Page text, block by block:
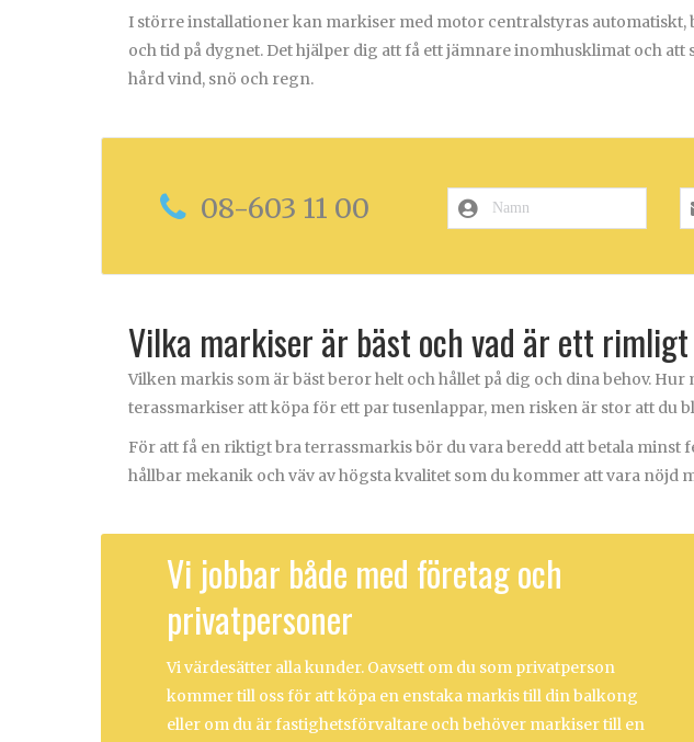
I större installationer kan markiser med motor centralstyras automatiskt,
och tid på dygnet. Det hjälper dig att få ett jämnare inomhusklimat och
hård vind, snö och regn.
08-603 11 00
Vilka markiser är bäst och vad är ett
Vilken markis som är bäst beror helt och hållet på dig och dina behov.
terassmarkiser att köpa för ett par tusenlappar, men risken är stor att du
För att få en riktigt bra terrassmarkis bör du vara beredd att betala
hållbar mekanik och väv av högsta kvalitet som du kommer att vara nöjd
Vi jobbar både med företag och
privatpersoner
Vi värdesätter alla kunder. Oavsett om du som privatperson
kommer till oss för att köpa en enstaka markis till din balkong
eller om du är fastighetsförvaltare och behöver markiser till en